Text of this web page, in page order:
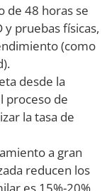
de 48 horas se
pruebas físicas,
(como
desde la
proceso de
la tasa de
a gran
reducen los